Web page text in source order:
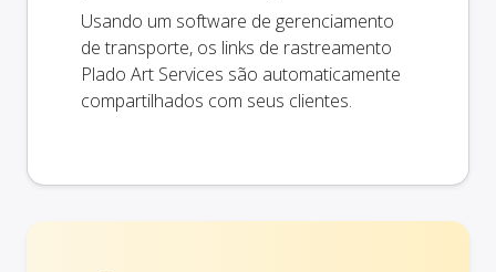
Usando um software de gerenciamento
de transporte, os links de rastreamento
Plado Art Services são automaticamente
compartilhados com seus clientes.